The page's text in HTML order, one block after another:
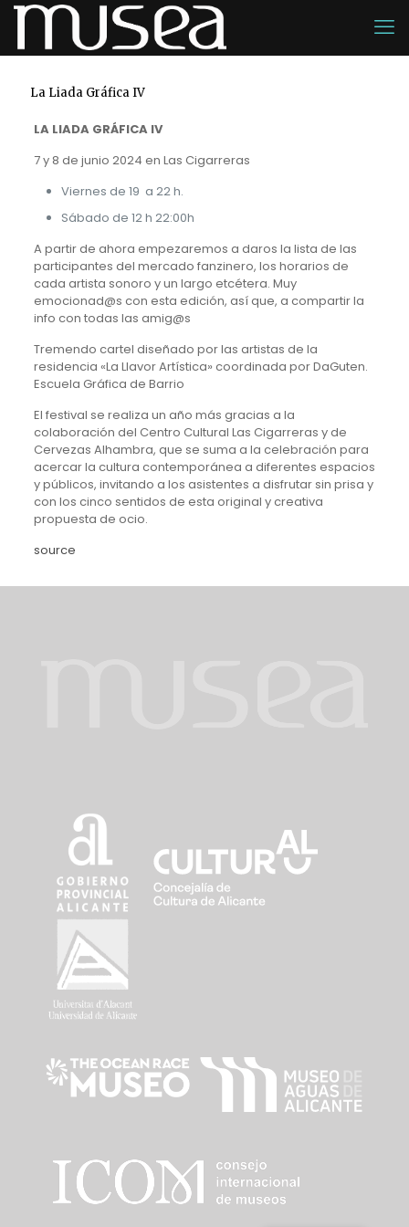
La Liada Gráfica IV
LA LIADA GRÁFICA IV
7 y 8 de junio 2024 en Las Cigarreras
Viernes de 19 a 22 h.
Sábado de 12 h 22:00h
A partir de ahora empezaremos a daros la lista de las
participantes del mercado fanzinero, los horarios de
cada artista sonoro y un largo etcétera. Muy
emocionad@s con esta edición, así que, a compartir la
info con todas las amig@s
Tremendo cartel diseñado por las artistas de la
residencia «La Llavor Artística» coordinada por DaGuten.
Escuela Gráfica de Barrio
El festival se realiza un año más gracias a la
colaboración del Centro Cultural Las Cigarreras y de
Cervezas Alhambra, que se suma a la celebración para
acercar la cultura contemporánea a diferentes espacios
y públicos, invitando a los asistentes a disfrutar sin prisa y
con los cinco sentidos de esta original y creativa
propuesta de ocio.
source